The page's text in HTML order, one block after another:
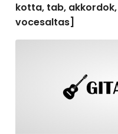
kotta, tab,
vocesaltas]